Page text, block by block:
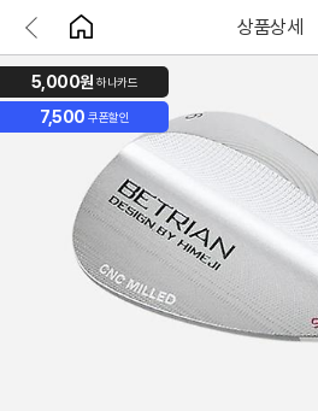
상품상세
5,000원 하나카드
7,500 쿠폰할인